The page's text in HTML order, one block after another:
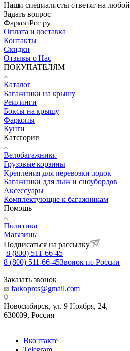
Наши специалисты ответят на
Задать вопрос
ФаркопРос.ру
Оплата и доставка
Контакты
Скидки
Отзывы о Нас
ПОКУПАТЕЛЯМ
Каталог
Багажники на крышу
Рейлинги
Боксы на крышу
Фаркопы
Кунги
Категории
Велобагажники
Грузовые корзины
Крепления для перевозки лодок
Багажники для лыж и сноубордов
Аксессуары
Комплектующие к багажникам
Помощь
Политика
Магазины
Подписаться на рассылку
8 (800) 511-66-45
8 (800) 511-66-45Звонок по России
Заказать звонок
farkopros@gmail.com
Новосибирск, ул. 9 Ноября, 24,
630009, Россия
Вконтакте
Telegram